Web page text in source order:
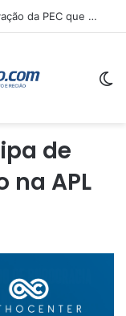
Marcelo Castro volta a defender aprovação da PEC que acaba com a escala 6×1 e avalia clima no Senado
de
na APL